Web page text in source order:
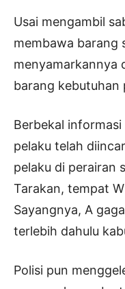
Usai mengambil
membawa barang
menyamarkannya
barang kebutuhan
Berbekal
pelaku telah
pelaku di perairan
Tarakan, tempat
Sayangnya, A
terlebih dahulu
Polisi pun